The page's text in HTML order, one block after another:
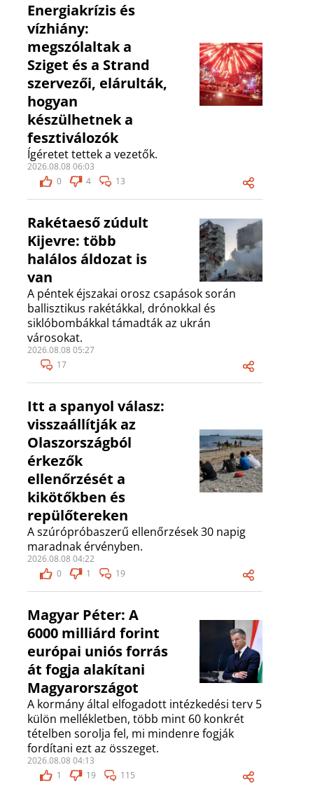
Energiakrízis és
vízhiány:
megszólaltak a
Sziget és a Strand
szervezői, elárulták,
hogyan
készülhetnek a
fesztiválozók
Ígéretet tettek a vezetők.
2026.08.08 06:03
0
4 13
Rakétaeső zúdult
Kijevre: több
halálos áldozat is
van
A péntek éjszakai orosz csapások során
ballisztikus rakétákkal, drónokkal és
siklóbombákkal támadták az ukrán
városokat.
2026.08.08 05:27
17
Itt a spanyol válasz:
visszaállítják az
Olaszországból
érkezők
ellenőrzését a
kikötőkben és
repülőtereken
A szúrópróbaszerű ellenőrzések 30 napig
maradnak érvényben.
2026.08.08 04:22
0
1 19
Magyar Péter: A
6000 milliárd forint
európai uniós forrás
át fogja alakítani
Magyarországot
A kormány által elfogadott intézkedési terv 5
külön mellékletben, több mint 60 konkrét
tételben sorolja fel, mi mindenre fogják
fordítani ezt az összeget.
2026.08.08 04:13
1
19 115